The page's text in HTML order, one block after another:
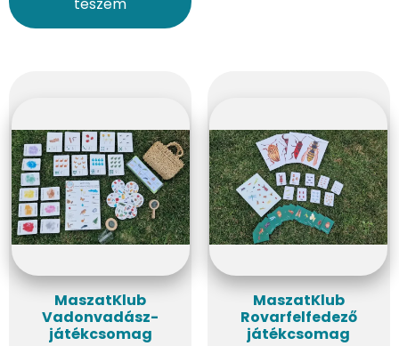
teszem
MaszatKlub
Vadonvadász-
játékcsomag
MaszatKlub
Rovarfelfedező
játékcsomag